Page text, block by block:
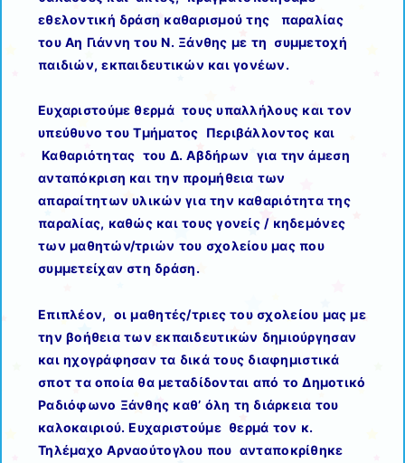
εθελοντική δράση καθαρισμού της παραλίας
του Αη Γιάννη του Ν. Ξάνθης με τη συμμετοχή
παιδιών, εκπαιδευτικών και γονέων.
Ευχαριστούμε θερμά τους υπαλλήλους και τον
υπεύθυνο του Τμήματος Περιβάλλοντος και
Καθαριότητας του Δ. Αβδήρων για την άμεση
ανταπόκριση και την προμήθεια των
απαραίτητων υλικών για την καθαριότητα της
παραλίας, καθώς και τους γονείς / κηδεμόνες
των μαθητών/τριών του σχολείου μας που
συμμετείχαν στη δράση.
Επιπλέον, οι μαθητές/τριες του σχολείου μας με
την βοήθεια των εκπαιδευτικών δημιούργησαν
και ηχογράφησαν τα δικά τους διαφημιστικά
σποτ τα οποία θα μεταδίδονται από το Δημοτικό
Ραδιόφωνο Ξάνθης καθ’ όλη τη διάρκεια του
καλοκαιριού. Ευχαριστούμε θερμά τον κ.
Τηλέμαχο Αρναούτογλου που ανταποκρίθηκε